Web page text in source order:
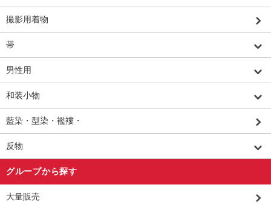
撮影用着物
帯
男性用
和装小物
藍染・型染・襤褸・
反物
グループから探す
大量販売